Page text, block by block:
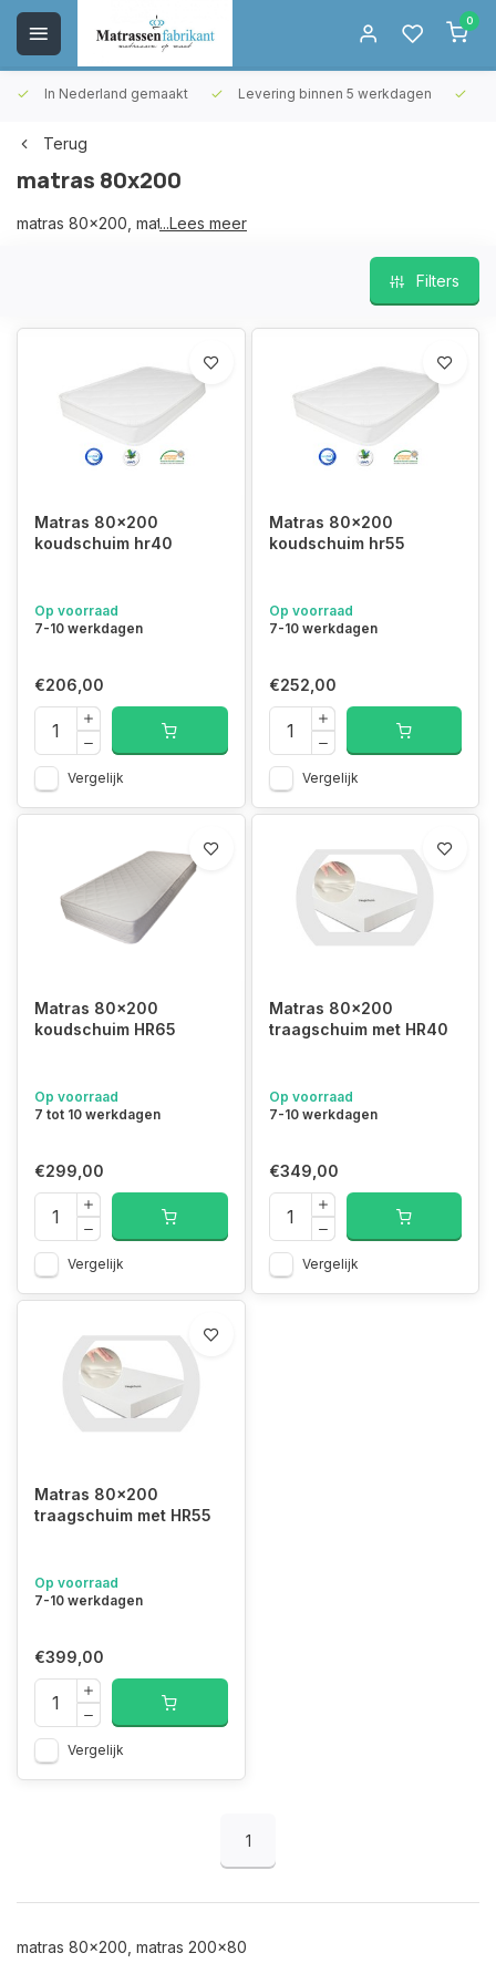
0
In Nederland gemaakt Levering binnen 5 werkdagen
Terug
matras 80x200
matras 80x200, matras 200x80
...Lees meer
Filters
Matras 80x200
koudschuim hr40
Op voorraad
7-10 werkdagen
€206,00
Vergelijk
Matras 80x200
koudschuim hr55
Op voorraad
7-10 werkdagen
€252,00
Vergelijk
Matras 80x200
koudschuim HR65
Op voorraad
7 tot 10 werkdagen
€299,00
Vergelijk
Matras 80x200
traagschuim met HR40
Op voorraad
7-10 werkdagen
€349,00
Vergelijk
Matras 80x200
traagschuim met HR55
Op voorraad
7-10 werkdagen
€399,00
Vergelijk
1
matras 80x200, matras 200x80